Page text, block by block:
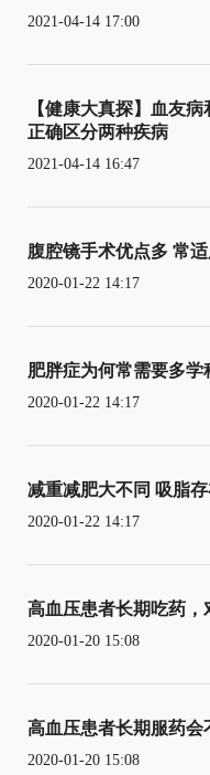
2021-04-14 17:00
【健康大真探】血友
正确区分两种疾病
2021-04-14 16:47
腹腔镜手术优点多 常
2020-01-22 14:17
肥胖症为何常需要多学
2020-01-22 14:17
减重减肥大不同 吸脂
2020-01-22 14:17
高血压患者长期吃药
2020-01-20 15:08
高血压患者长期服药会
2020-01-20 15:08